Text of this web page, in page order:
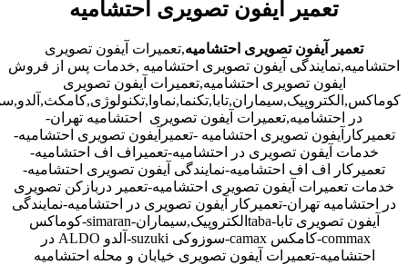
تعمیر آیفون تصویری احتشامیه
تعمیر آیفون تصویری احتشامیه,تعمیرات آیفون تصویری
احتشامیه,نمایندگی آیفون تصویری احتشامیه ,خدمات پس از فروش
ایفون تصویری احتشامیه,تعمیرات آیفون تصویری
در احتشامیه,تعمیرات آیفون تصویری احتشامیه تهران-
تعمیرکارآیفون تصویری احتشامیه -تعمیرآیفون تصویری احتشامیه-
خدمات آیفون تصویری در احتشامیه-تعمیراف اف احتشامیه-
تعمیرکار اف اف احتشامیه-نمایندگی آیفون تصویری احتشامیه-
خدمات تعمیرات آیفون تصویری احتشامیه-تعمیر دربازکن تصویری
در احتشامیه تهران-تعمیرکار آیفون تصویری در احتشامیه-نمایندگی
آیفون تصویری تابا-tabaالکتروپیک,سیماران-simaran-کوماکس
commax-کامکس camax-سوزوکی suzuki-آلدو ALDO در
احتشامیه-تعمیرات آیفون تصویری خیابان و محله احتشامیه